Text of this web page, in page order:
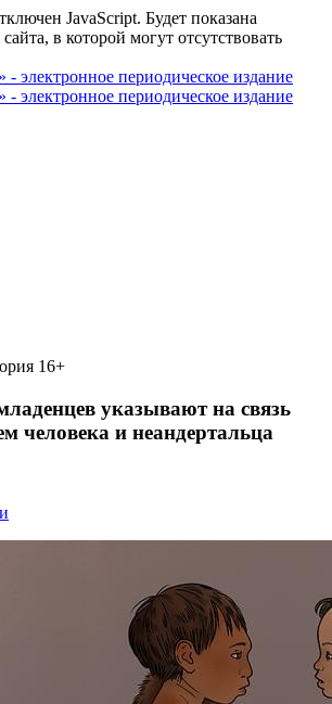
JavaScript. Будет показана
в которой могут отсутствовать
указывают на связь
человека и неандертальца